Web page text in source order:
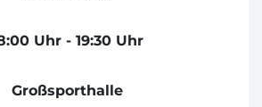
Uhr - 19:30 Uhr
Großsporthalle